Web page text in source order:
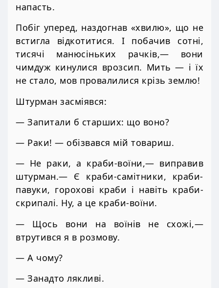
напасть.
Побіг уперед, наздогнав «хвилю», що не
встигла відкотитися. І побачив сотні,
тисячі манюсіньких рачків,— вони
чимдуж кинулися врозсип. Мить — і їх
не стало, мов провалилися крізь землю!
Штурман засміявся:
— Запитали б старших: що воно?
— Раки! — обізвався мій товариш.
— Не раки, а краби-воїни,— виправив
штурман.— Є краби-самітники, краби-
павуки, горохові краби і навіть краби-
скрипалі. Ну, а це краби-воїни.
— Щось вони на воїнів не схожі,—
втрутився я в розмову.
— А чому?
— Занадто лякливі.